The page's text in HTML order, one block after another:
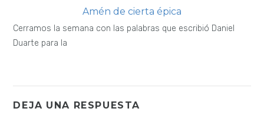
Amén de cierta épica
Cerramos la semana con las palabras que escribió Daniel
Duarte para la
DEJA UNA RESPUESTA